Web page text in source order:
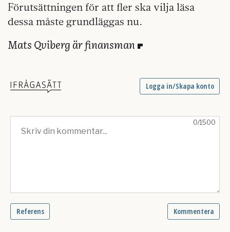
Förutsättningen för att fler ska vilja läsa
dessa måste grundläggas nu.
Mats Qviberg är finansman